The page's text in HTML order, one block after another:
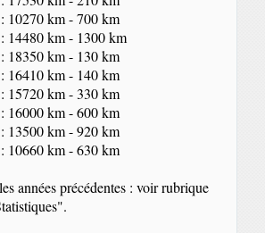
10270 km - 700 km
14480 km - 1300 km
18350km- 130 km
16410 km - 140 km
15720 km - 330 km
16000 km - 600 km
13500 km - 920 km
10660 km - 630 km
années précédentes : voir rubrique